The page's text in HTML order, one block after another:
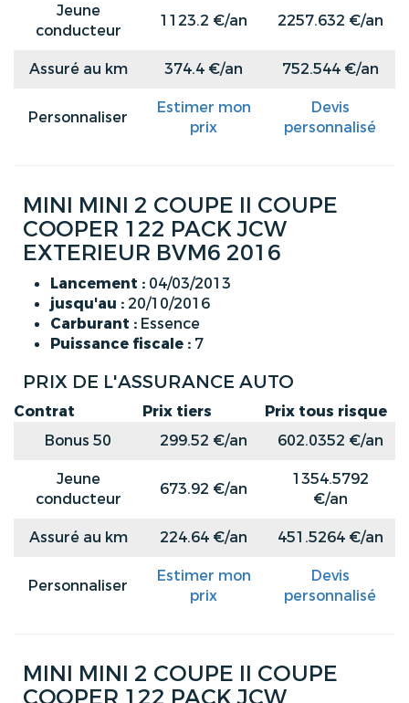
Jeune
conducteur
1123.2 €/an 2257.632 €/an
Assuré au km 374.4 €/an 752.544 €/an
Personnaliser
Estimer mon
prix
Devis
personnalisé
MINI MINI 2 COUPE II COUPE
COOPER 122 PACK JCW
EXTERIEUR BVM6 2016
Lancement : 04/03/2013
jusqu'au : 20/10/2016
Carburant : Essence
Puissance fiscale : 7
PRIX DE L'ASSURANCE AUTO
Contrat Prix tiers
Prix tous risque
Bonus 50
299.52 €/an
602.0352 €/an
Jeune
conducteur
673.92 €/an
1354.5792
€/an
Assuré au km
224.64 €/an 451.5264 €/an
Personnaliser
Estimer mon
prix
Devis
personnalisé
MINI MINI 2 COUPE II COUPE